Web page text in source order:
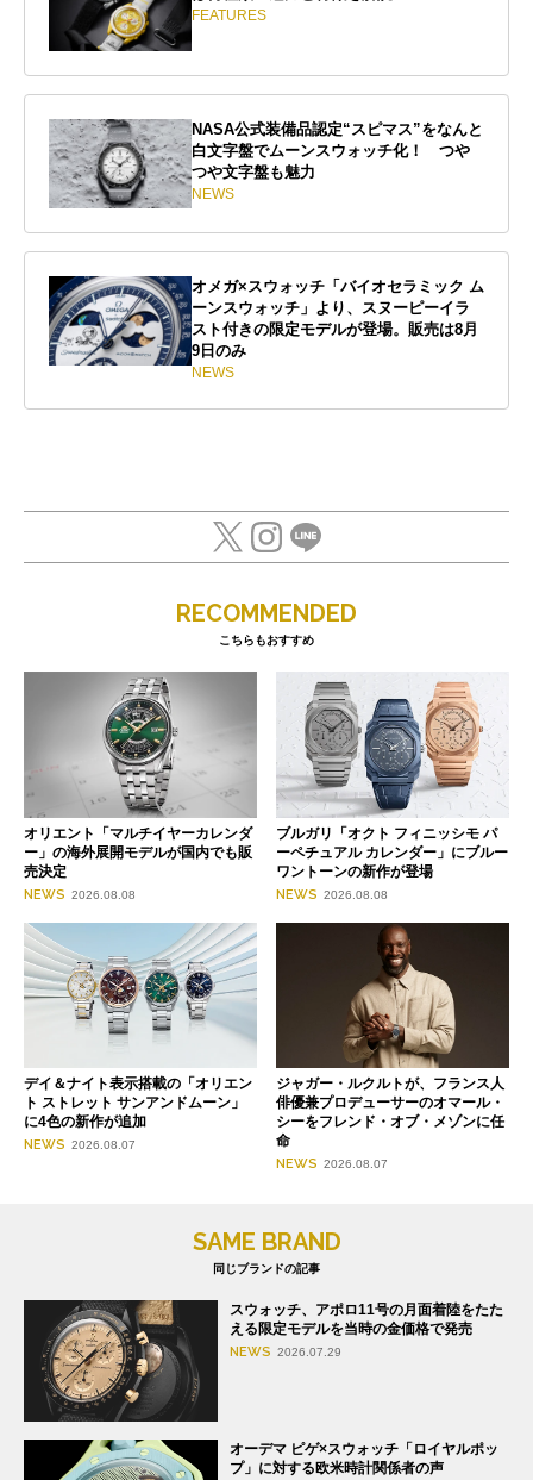
FEATURES
NASA公式装備品認定“スピマス”をなんと
白文字盤でムーンスウォッチ化！ つや
つや文字盤も魅力
NEWS
オメガ×スウォッチ「バイオセラミック ム
ーンスウォッチ」より、スヌーピーイラ
スト付きの限定モデルが登場。販売は8月
9日のみ
NEWS
RECOMMENDED
こちらもおすすめ
オリエント「マルチイヤーカレンダ
ー」の海外展開モデルが国内でも販
売決定
NEWS 2026.08.08
ブルガリ「オクト フィニッシモ パ
ーペチュアル カレンダー」にブルー
ワントーンの新作が登場
NEWS 2026.08.08
デイ＆ナイト表示搭載の「オリエン
ト ストレット サンアンドムーン」
に4色の新作が追加
NEWS 2026.08.07
ジャガー・ルクルトが、フランス人
俳優兼プロデューサーのオマール・
シーをフレンド・オブ・メゾンに任
命
NEWS 2026.08.07
SAME BRAND
同じブランドの記事
スウォッチ、アポロ11号の月面着陸をたた
える限定モデルを当時の金価格で発売
NEWS 2026.07.29
オーデマ ピゲ×スウォッチ「ロイヤルポッ
プ」に対する欧米時計関係者の声